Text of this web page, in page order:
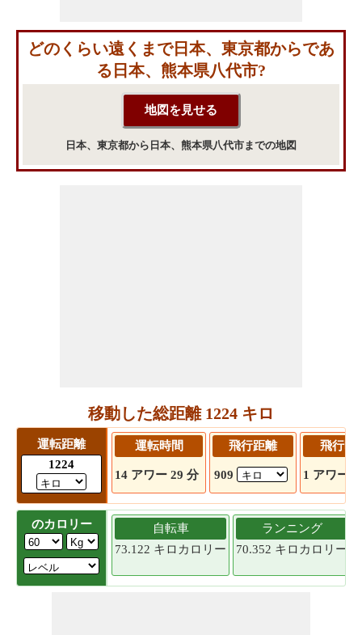
どのくらい遠くまで日本、東京都からであ
る日本、熊本県八代市?
日本、東京都から日本、熊本県八代市までの地図
移動した総距離 1224 キロ
運転距離
1224
運転時間
14 アワー 29 分
飛行距離
909
飛行時
1 アワー
のカロリー
自転車
73.122 キロカロリー
ランニング
70.352 キロカロリー